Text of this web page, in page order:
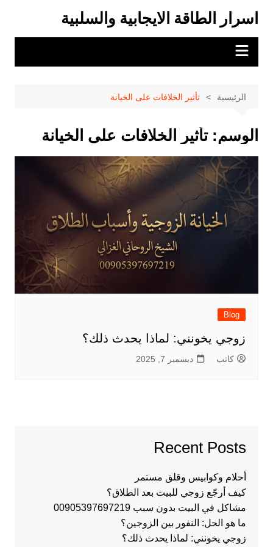
المحتوى
اسرار الطاقة الايجابية والسلبية
الرئيسية تأثير الخلافات على الخيانة
الوسم:تأثير الخلافات على الخيانة
Blog
زوجي يخونني: لماذا يحدث ذلك؟
كاتب ديسمبر 7, 2025
Recent Posts
أحلام وكوابيس وقلق مستمر
كيف أرجّع زوجي للبيت بعد الطلاق؟
مشاكل في البيت بدون سبب 00905397697219
ما هو الحل: النفور بين الزوجين؟
زوجي يخونني: لماذا يحدث ذلك؟